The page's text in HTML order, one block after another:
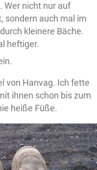
Wer nicht nur auf
sondern auch mal im
kleinere Bäche.
heftiger.
von Hanvag. Ich fette
ihnen schon bis zum
heiße Füße.